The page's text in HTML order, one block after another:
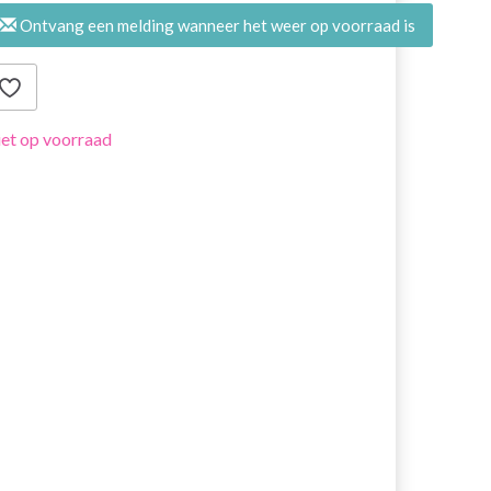
Ontvang een melding wanneer het weer op voorraad is
op voorraad